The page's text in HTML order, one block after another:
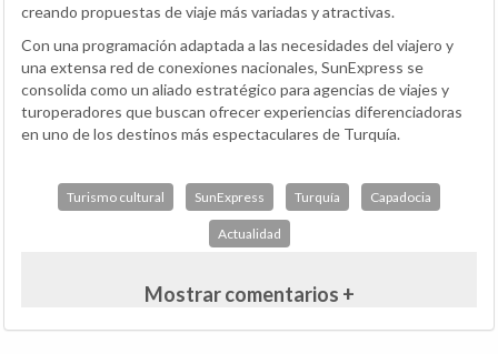
creando propuestas de viaje más variadas y atractivas.
Con una programación adaptada a las necesidades del viajero y
una extensa red de conexiones nacionales, SunExpress se
consolida como un aliado estratégico para agencias de viajes y
turoperadores que buscan ofrecer experiencias diferenciadoras
en uno de los destinos más espectaculares de Turquía.
Turismo cultural SunExpress Turquía Capadocia
Actualidad
Mostrar comentarios +